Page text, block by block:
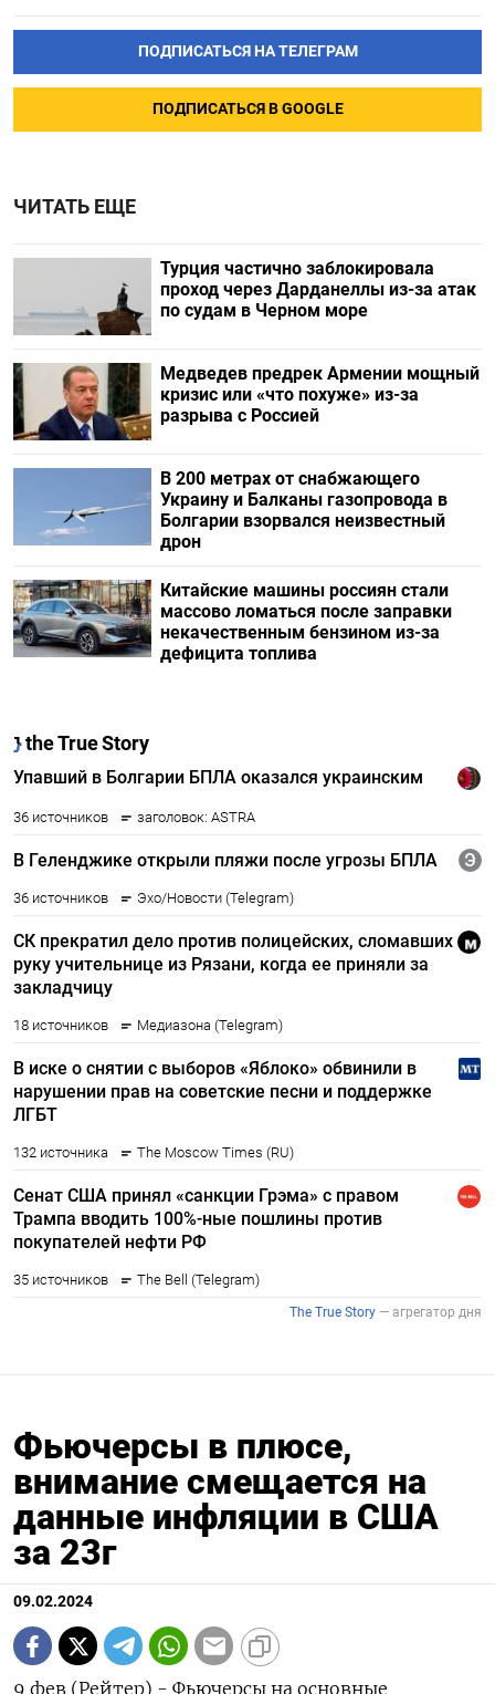
ПОДПИСАТЬСЯ НА ТЕЛЕГРАМ
ПОДПИСАТЬСЯ В GOOGLE
ЧИТАТЬ ЕЩЕ
Турция частично заблокировала
проход через Дарданеллы из-за атак
по судам в Черном море
Медведев предрек Армении мощный
кризис или «что похуже» из-за
разрыва с Россией
В 200 метрах от снабжающего
Украину и Балканы газопровода в
Болгарии взорвался неизвестный
дрон
Китайские машины россиян стали
массово ломаться после заправки
некачественным бензином из-за
дефицита топлива
Фьючерсы в плюсе,
внимание смещается на
данные инфляции в США
за 23г
09.02.2024
9 фев (Рейтер) - Фьючерсы на основные